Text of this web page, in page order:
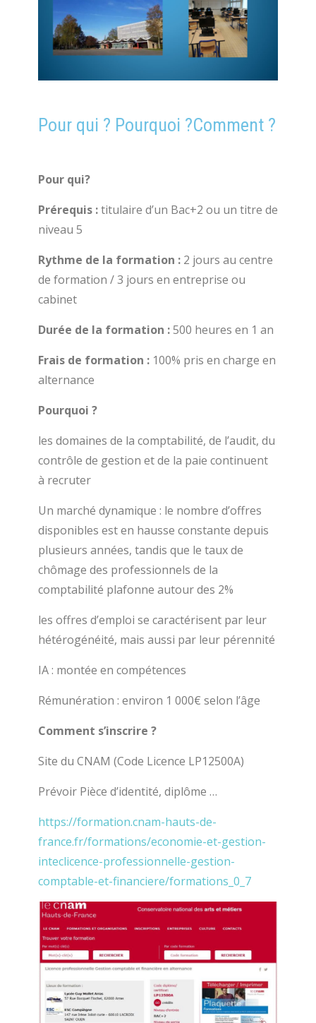
Pour qui ? Pourquoi ?Comment ?
Pour qui?
Prérequis :titulaire d’un Bac+2 ou un titre de
niveau 5
Rythme de la formation : 2 jours au centre
de formation / 3 jours en entreprise ou
cabinet
Durée de la formation :500 heures en 1 an
Frais de formation : 100% pris en charge en
alternance
Pourquoi ?
les domaines de la comptabilité, de l’audit, du
contrôle de gestion et de la paie continuent
à recruter
Un marché dynamique : le nombre d’offres
disponibles est en hausse constante depuis
plusieurs années, tandis que le taux de
chômage des professionnels de la
comptabilité plafonne autour des 2%
les offres d’emploi se caractérisent par leur
hétérogénéité, mais aussi par leur pérennité
IA : montée en compétences
Rémunération : environ 1 000€ selon l’âge
Comment s’inscrire ?
Site du CNAM (Code Licence LP12500A)
Prévoir Pièce d’identité, diplôme …
https://formation.cnam-hauts-de-
france.fr/formations/economie-et-gestion-
inteclicence-professionnelle-gestion-
comptable-et-financiere/formations_0_7